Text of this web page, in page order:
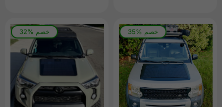
32% خصم 35% خصم